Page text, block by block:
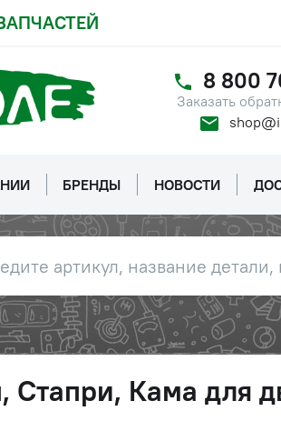
8 800
Заказать
БРЕНДЫ НОВОСТИ
Стапри, Кама для